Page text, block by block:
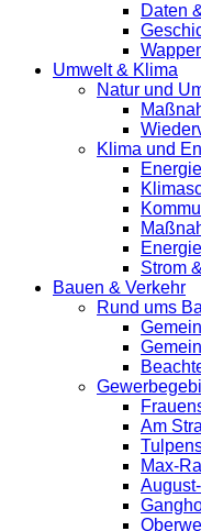
Daten
Umwelt & Klima
Natur und
Klima und
Strom
Bauen & Verkehr
Rund ums
Am
Max-